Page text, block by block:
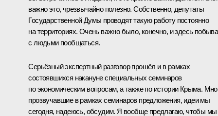
важно это, чрезвычайно полезно. Собственно, депутаты
Государственной Думы проводят такую работу постоянно
на территориях. Очень важно было, конечно, и здесь
с людьми пообщаться.
Серьёзный экспертный разговор прошёл и в рамках
состоявшихся накануне специальных семинаров
по экономическим вопросам, а также по истории Крыма.
прозвучавшие в рамках семинаров предложения, идеи мы
сегодня, надеюсь, обсудим. Я вообще предлагаю, чтобы мы